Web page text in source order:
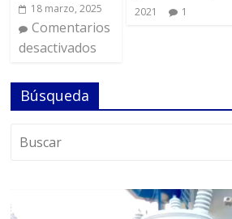
18 marzo, 2025
Comentarios
desactivados
2021
1
Búsqueda